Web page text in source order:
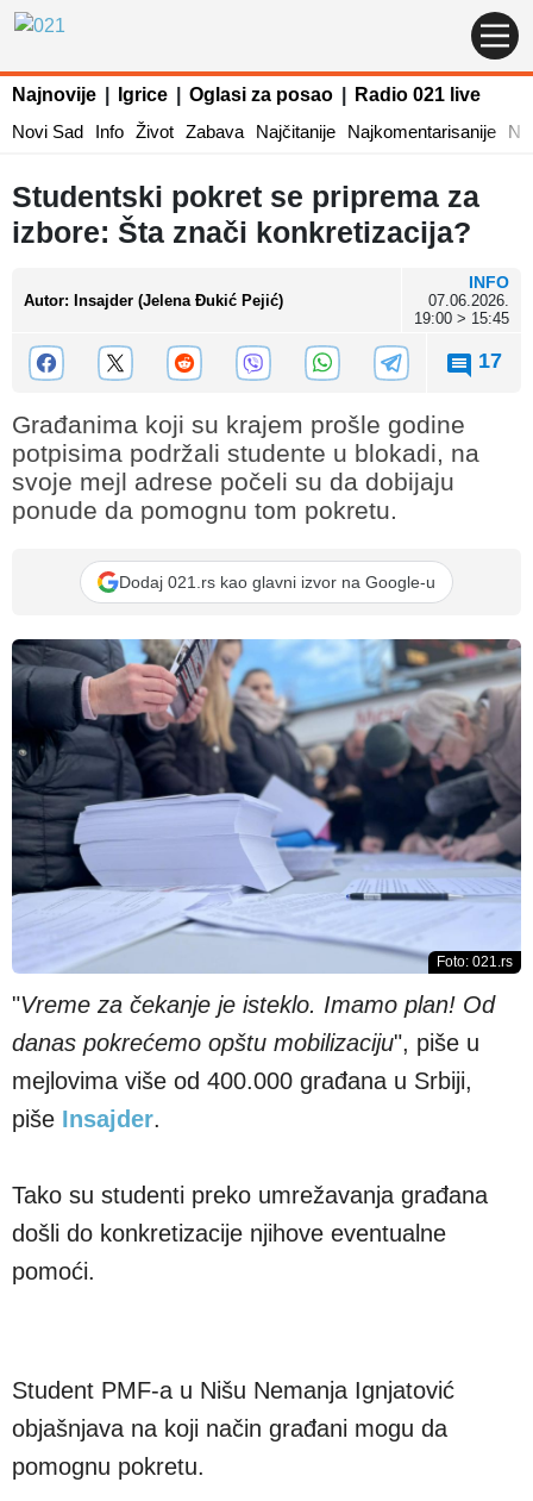
Najnovije Igrice Oglasi za posao
Radio 021 live
Novi Sad
Info Život Zabava Najčitanije Najkomentarisanije
Studentski pokret se priprema za
izbore: Šta znači konkretizacija?
Autor: Insajder (Jelena Đukić Pejić)
INFO
07.06.2026.
19:00 > 15:45
17
Građanima koji su krajem prošle godine
potpisima podržali studente u blokadi, na
svoje mejl adrese počeli su da dobijaju
ponude da pomognu tom pokretu.
Dodaj 021.rs kao glavni izvor na Google-u
Foto: 021.rs
"Vreme za čekanje je isteklo. Imamo plan! Od
danas pokrećemo opštu mobilizaciju", piše u
mejlovima više od 400.000 građana u Srbiji,
piše Insajder.
Tako su studenti preko umrežavanja građana
došli do konkretizacije njihove eventualne
pomoći.
Student PMF-a u Nišu Nemanja Ignjatović
objašnjava na koji način građani mogu da
pomognu pokretu.